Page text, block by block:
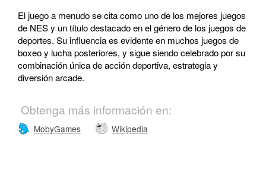
El juego a menudo se cita como uno de los mejores juegos
de NES y un título destacado en el género de los juegos de
deportes. Su influencia es evidente en muchos juegos de
boxeo y lucha posteriores, y sigue siendo celebrado por su
combinación única de acción deportiva, estrategia y
diversión arcade.
Obtenga más información en:
MobyGames Wikipedia